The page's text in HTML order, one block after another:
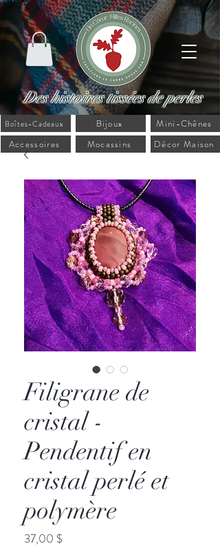
Des histoires tissées de perles
Décor Maison
Bijoux
Accessoires
Mocassins
Mini-Chênes
Boîtes-Cadeaux
Filigrane de
cristal -
Pendentif en
cristal perlé et
polymère
37,00 $Prix